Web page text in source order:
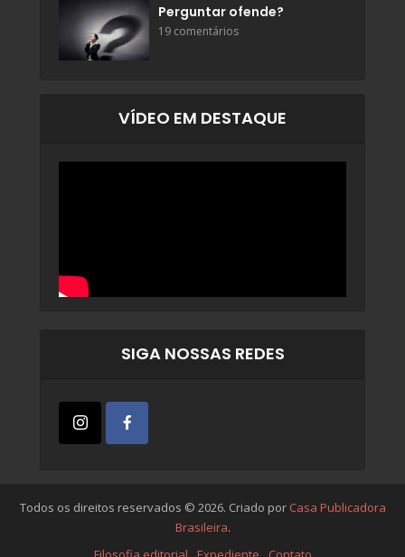
Perguntar ofende?
19 comentários
VÍDEO EM DESTAQUE
SIGA NOSSAS REDES
Todos os direitos reservados © 2026. Criado por Casa Publicadora
Brasileira.